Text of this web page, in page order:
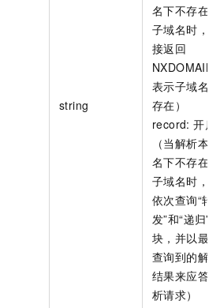
string
名下不存在的
子域名时，直
接返回
NXDOMAIN
表示子域名不
存在）
record: 开启
（当解析本域
名下不存在的
子域名时，会
依次查询“转
发”和“递归”
块，并以最终
查询到的解析
结果来应答解
析请求）